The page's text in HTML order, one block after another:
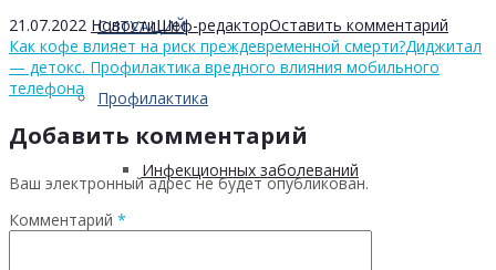
СИТУАЦИЙ
Профилактика
Инфекционных заболеваний
21.07.2022 НовостиШеф-редакторОставить комментарий
Как кофе влияет на риск преждевременной смерти?Диджитал
— детокс. Профилактика вредного влияния мобильного
телефона
Добавить комментарий
Ваш электронный адрес не будет опубликован.
Комментарий *